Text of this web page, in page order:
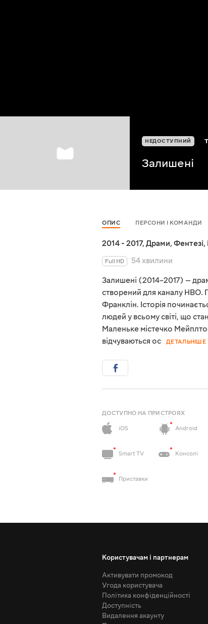
НЕДОСТУПНИЙ
Залишені
ОПИС ПЕРСОНИ І КОМАНДИ
2014 - 2017, Драми, Фентезі,
Full HD
54 хвилини
Залишені (2014–2017) —
створений для каналу HBO.
Франклін. Історія
людей у всьому світі, що
Маленьке містечко
відчуваються ос
ДЕТАЛЬНІШЕ
ДОСТУПНО НА ПРИСТРОЯХ
iOS
Android
Smart TV Консолі
Приставки
Користувачам і партнерам
Активувати промокод
Угода користувача
Політика конфіденційності
Доступність
Видалення акаунту